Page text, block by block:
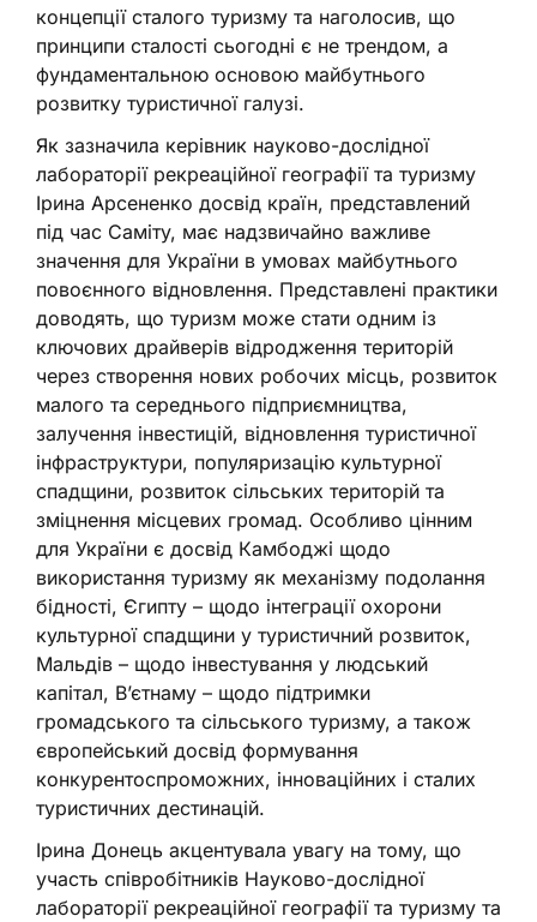
концепції сталого туризму та наголосив, що
принципи сталості сьогодні є не трендом, а
фундаментальною основою майбутнього
розвитку туристичної галузі.
Як зазначила керівник науково-дослідної
лабораторії рекреаційної географії та туризму
Ірина Арсененко досвід країн, представлений
під час Саміту, має надзвичайно важливе
значення для України в умовах майбутнього
повоєнного відновлення. Представлені практики
доводять, що туризм може стати одним із
ключових драйверів відродження територій
через створення нових робочих місць, розвиток
малого та середнього підприємництва,
залучення інвестицій, відновлення туристичної
інфраструктури, популяризацію культурної
спадщини, розвиток сільських територій та
зміцнення місцевих громад. Особливо цінним
для України є досвід Камбоджі щодо
використання туризму як механізму подолання
бідності, Єгипту – щодо інтеграції охорони
культурної спадщини у туристичний розвиток,
Мальдів – щодо інвестування у людський
капітал, В’єтнаму – щодо підтримки
громадського та сільського туризму, а також
європейський досвід формування
конкурентоспроможних, інноваційних і сталих
туристичних дестинацій.
Ірина Донець акцентувала увагу на тому, що
участь співробітників Науково-дослідної
лабораторії рекреаційної географії та туризму та